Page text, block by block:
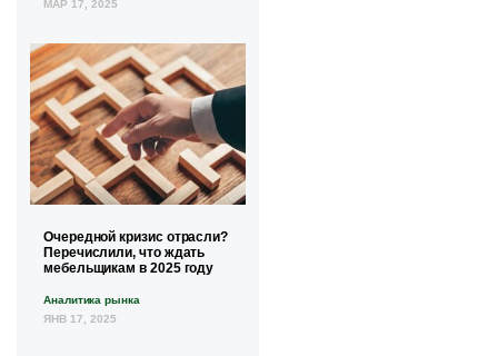
МАР 17, 2025
Очередной кризис отрасли?
Перечислили, что ждать
мебельщикам в 2025 году
Аналитика рынка
ЯНВ 17, 2025